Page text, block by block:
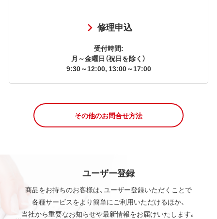
修理申込
受付時間:
月～金曜日（祝日を除く）
9:30～12:00, 13:00～17:00
その他のお問合せ方法
ユーザー登録
商品をお持ちのお客様は、ユーザー登録いただくことで
各種サービスをより簡単にご利用いただけるほか、
当社から重要なお知らせや最新情報をお届けいたします。